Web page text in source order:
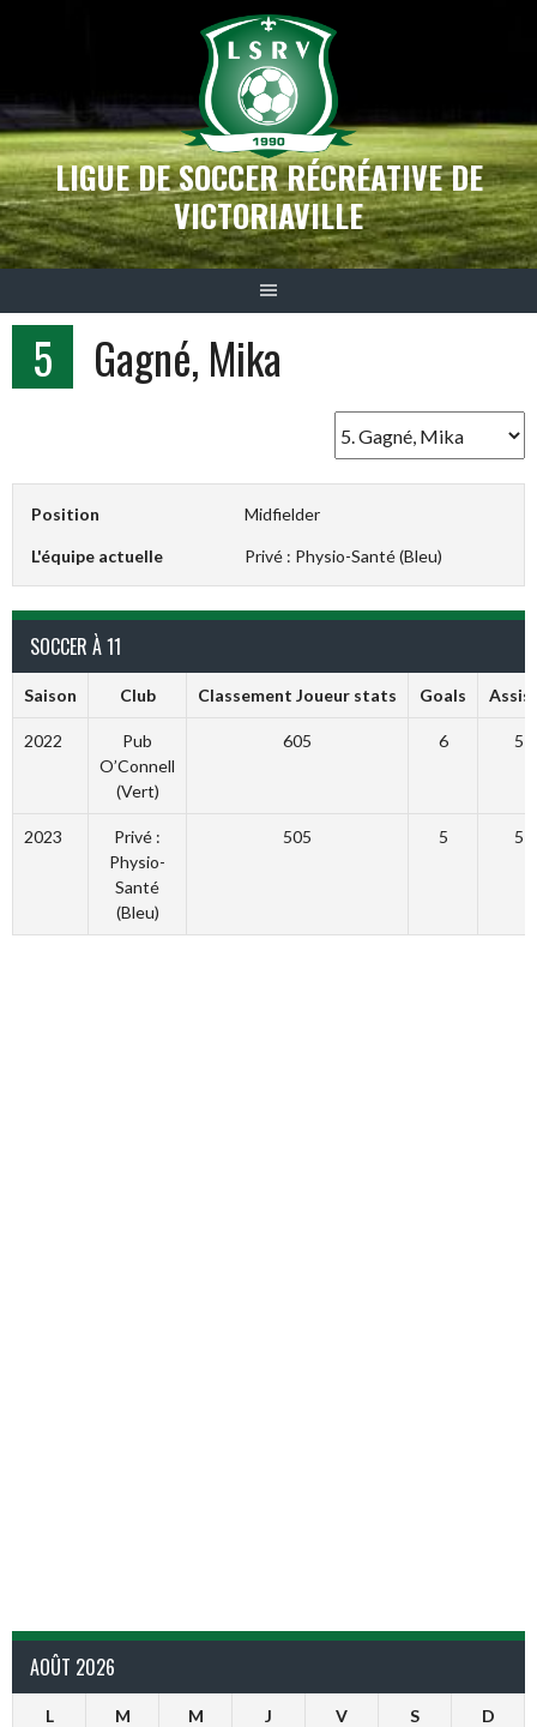
LIGUE DE SOCCER RÉCRÉATIVE DE
VICTORIAVILLE
5 Gagné, Mika
Position Midfielder
L'équipe actuelle Privé : Physio-Santé (Bleu)
SOCCER À 11
Saison Club Classement Joueur stats Goals
2022
Pub
O’Connell
(Vert)
605 6 5
2023
Privé :
Physio-
Santé
(Bleu)
505 5 5
AOÛT 2026
L M M J V S D